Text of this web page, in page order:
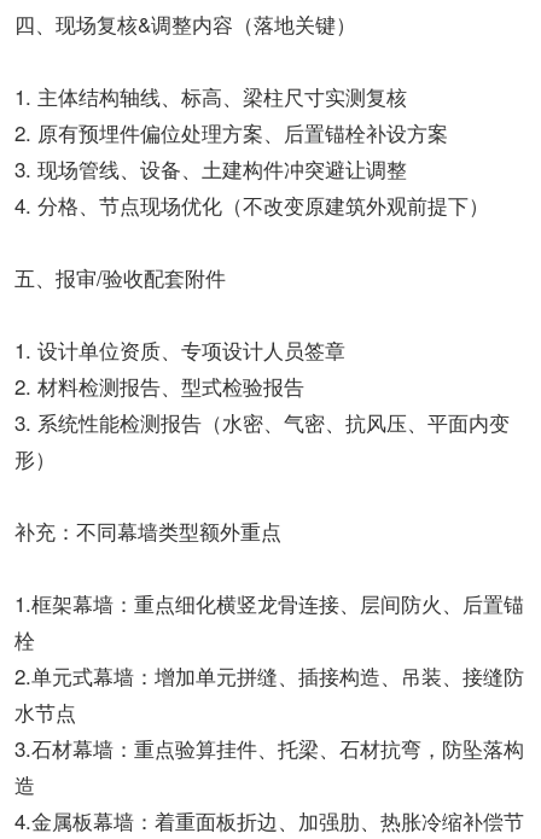
四、现场复核&调整内容（落地关键）
1. 主体结构轴线、标高、梁柱尺寸实测复核
2. 原有预埋件偏位处理方案、后置锚栓补设方案
3. 现场管线、设备、土建构件冲突避让调整
4. 分格、节点现场优化（不改变原建筑外观前提下）
五、报审/验收配套附件
1. 设计单位资质、专项设计人员签章
2. 材料检测报告、型式检验报告
3. 系统性能检测报告（水密、气密、抗风压、平面内变
形）
补充：不同幕墙类型额外重点
1.框架幕墙：重点细化横竖龙骨连接、层间防火、后置锚
栓
2.单元式幕墙：增加单元拼缝、插接构造、吊装、接缝防
水节点
3.石材幕墙：重点验算挂件、托梁、石材抗弯，防坠落构
造
4.金属板幕墙：着重面板折边、加强肋、热胀冷缩补偿节